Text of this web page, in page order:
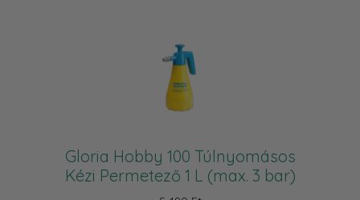
Gloria Hobby 100 Túlnyomásos
Kézi Permetező 1 L (max. 3 bar)